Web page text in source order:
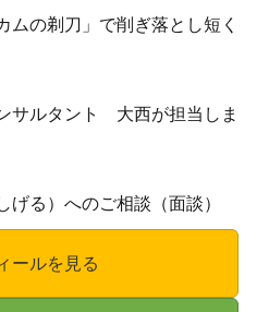
ムの剃刀」で削ぎ落とし短く
サルタント 大西が担当しま
る）へのご相談（面談）
ールを見る